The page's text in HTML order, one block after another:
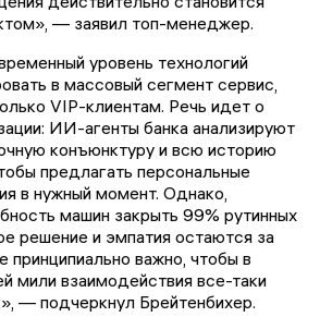
— заявил топ-менеджер.
уровень технологий
в массовый сегмент сервис,
VIP-клиентам. Речь идет о
ИИ-агенты банка анализируют
конъюнктуру и всю историю
предлагать персональные
в нужный момент. Однако,
машин закрыть 99% рутинных
решение и эмпатия остаются за
важно, чтобы в
мили взаимодействия все-таки
— подчеркнул Брейтенбихер.